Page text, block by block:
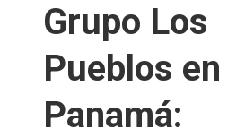
Grupo Los
Pueblos en
Panamá: